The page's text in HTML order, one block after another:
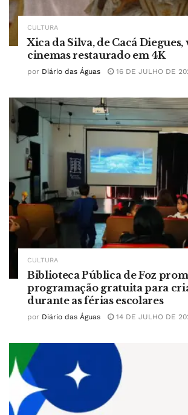
CULTURA
Xica da Silva, de Cacá Diegues,
cinemas restaurado em 4K
por Diário das Águas 16 DE JULHO DE
CULTURA
Biblioteca Pública de Foz
programação gratuita para
durante as férias escolares
por Diário das Águas 14 DE JULHO DE